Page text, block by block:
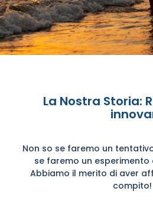
La Nostra Storia:
Non so se faremo un
se faremo un
Abbiamo il merito di aver
compito!